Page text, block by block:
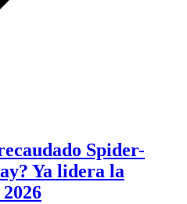
Spider-
Ya lidera la